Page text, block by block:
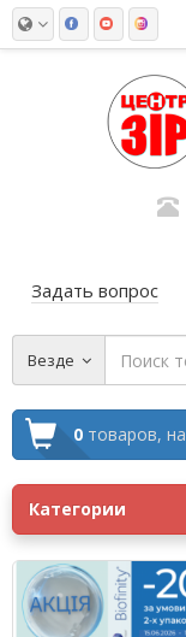
Задать вопрос
Везде
0 товаров, на
Категории